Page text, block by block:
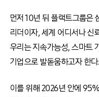
먼저 10년 뒤 플랙트그룹은
리더이자, 세계 어디서나 신
우리는 지속가능성, 스마트
기업으로 발돋움하고자 한다.
이를 위해 2026년 안에